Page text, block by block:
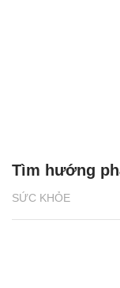
SỨC KHỎE
Tìm hướng